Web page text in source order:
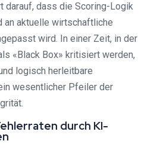
darauf, dass die Scoring-Logik
an aktuelle wirtschaftliche
wird. In einer Zeit, in der
«Black Box» kritisiert werden,
logisch herleitbare
wesentlicher Pfeiler der
durch KI-